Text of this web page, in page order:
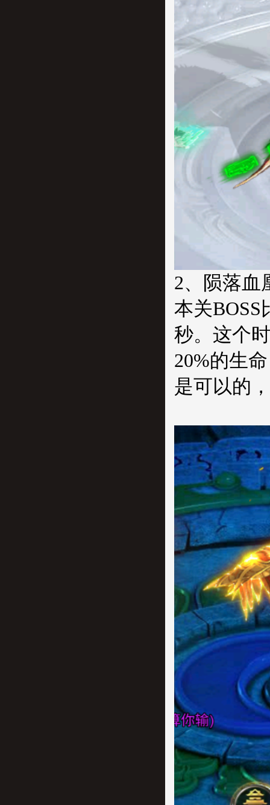
2、陨落血
本关BOSS
秒。这个
20%的生
是可以的